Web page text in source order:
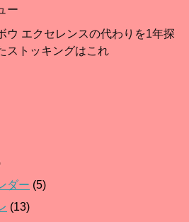
ー
ウ エクセレンスの代わりを1年探
ストッキングはこれ
ダー (5)
(13)